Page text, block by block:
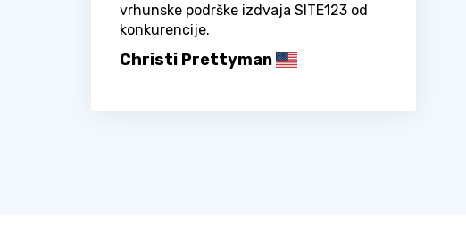
vrhunske podrške izdvaja SITE123 od
konkurencije.
Christi Prettyman